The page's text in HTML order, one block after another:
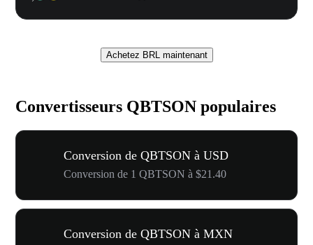
Achetez BRL maintenant
Convertisseurs QBTSON populaires
Conversion de QBTSON à USD
Conversion de 1 QBTSON à $21.40
Conversion de QBTSON à MXN